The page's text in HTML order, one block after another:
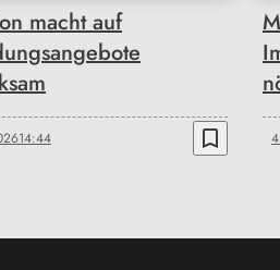
macht auf
14:44 bookmark_border